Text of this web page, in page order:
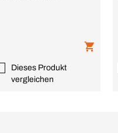
Dieses Produkt
vergleichen